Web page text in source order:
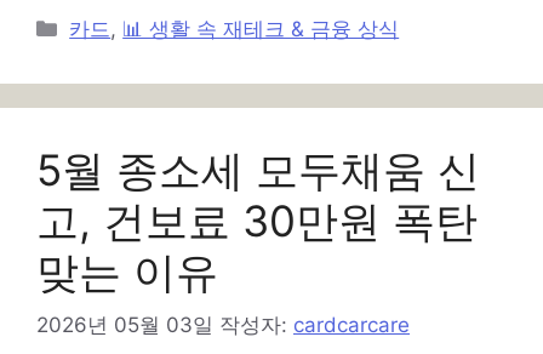
카
고
리
카드 , 📊 생활 속 재테크 & 금융 상식
5월 종소세 모두채움 신
고, 건보료 30만원 폭탄
맞는 이유
2026년 05월 03일 작성자: cardcarcare